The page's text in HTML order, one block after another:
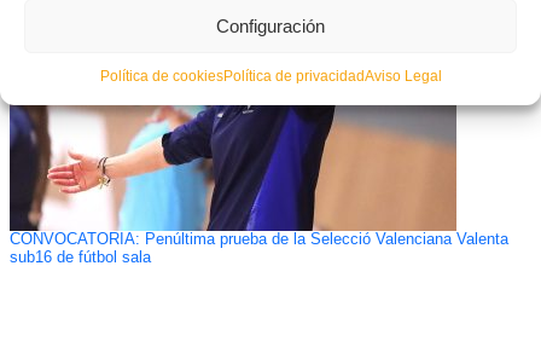
Configuración
Política de cookiesPolítica de privacidadAviso Legal
CONVOCATORIA: Penúltima prueba de la Selecció Valenciana Valenta
sub16 de fútbol sala